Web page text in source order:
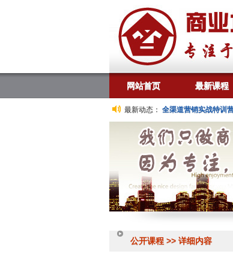
网站首页 最新课程
最新动态：
《2026购物中心全渠道营销实战特训营：
公开课程 >> 详细内容